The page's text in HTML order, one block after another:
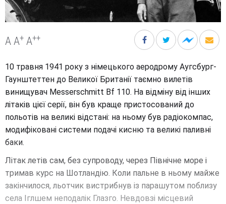
A A+ A++
10 травня 1941 року з німецького аеродрому Аугсбург-
Гаунштеттен до Великої Британії таємно вилетів
винищувач Messerschmitt Bf 110. На відміну від інших
літаків цієї серії, він був краще пристосований до
польотів на великі відстані: на ньому був радіокомпас,
модифіковані системи подачі кисню та великі паливні
баки.
Літак летів сам, без супроводу, через Північне море і
тримав курс на Шотландію. Коли пальне в ньому майже
закінчилося, льотчик вистрибнув із парашутом поблизу
села Іглшем неподалік Глазго. Невдовзі місцевий